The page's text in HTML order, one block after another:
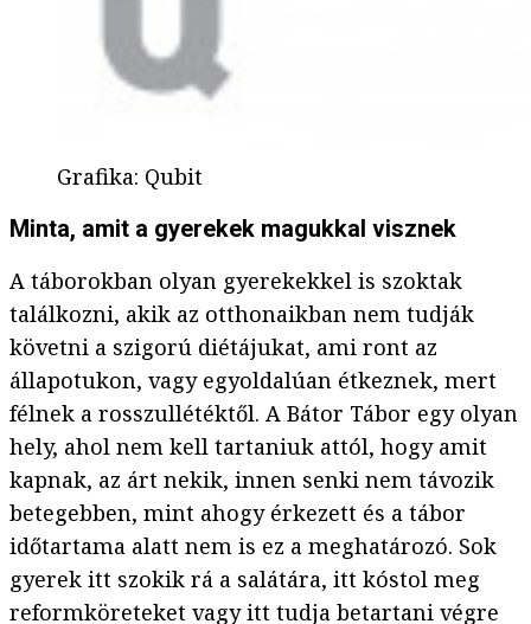
Grafika: Qubit
Minta, amit a gyerekek magukkal visznek
A táborokban olyan gyerekekkel is szoktak
találkozni, akik az otthonaikban nem tudják
követni a szigorú diétájukat, ami ront az
állapotukon, vagy egyoldalúan étkeznek, mert
félnek a rosszullétéktől. A Bátor Tábor egy olyan
hely, ahol nem kell tartaniuk attól, hogy amit
kapnak, az árt nekik, innen senki nem távozik
betegebben, mint ahogy érkezett és a tábor
időtartama alatt nem is ez a meghatározó. Sok
gyerek itt szokik rá a salátára, itt kóstol meg
reformköreteket vagy itt tudja betartani végre